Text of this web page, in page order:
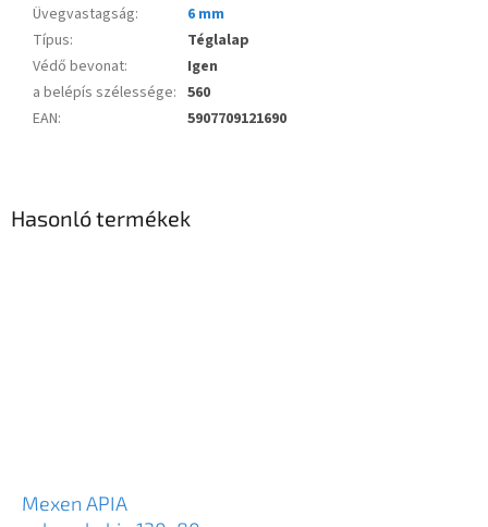
Üvegvastagság:
6 mm
Típus:
Téglalap
Védő bevonat:
Igen
a belépís szélessége: 560
EAN: 5907709121690
Hasonló termékek
Mexen APIA